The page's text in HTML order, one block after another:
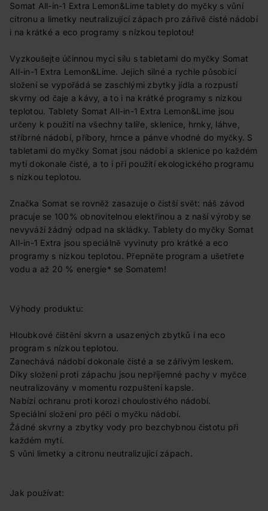
Somat All-in-1 Extra Lemon&Lime tablety do myčky s vůní
citronu a limetky neutralizující zápach pro zářivě čisté nádobí
i na krátké a eco programy s nízkou teplotou!
Vyzkoušejte účinnou mycí sílu s tabletami do myčky Somat
All-in-1 Extra Lemon&Lime. Jejich silné a rychle působící
složení se vypořádá se zaschlými zbytky jídla a rozpustí
skvrny od čaje a kávy, a to i na krátké programy s nízkou
teplotou. Tablety Somat All-in-1 Extra Lemon&Lime jsou
určeny k použití na všechny talíře, sklenice, hrnky, láhve,
stříbrné nádobí, příbory, hrnce a pánve vhodné do myčky. S
tabletami do myčky Somat jsou nádobí a sklenice po každém
mytí dokonale čisté, a to i při použití ekologického programu
s nízkou teplotou.
Značka Somat se rovněž zasazuje o čistší svět: náš závod
pracuje se 100% obnovitelnou elektřinou a z naší výroby se
nevyváží žádný odpad na skládky. Tablety do myčky Somat
All-in-1 Extra jsou speciálně vyvinuty pro krátké a eco
programy s nízkou teplotou. Přepněte program a ušetřete
vodu a až 20 % energie* se Somatem!
Výhody produktu:
Hloubkové čištění skvrn a usazených zbytků i na eco
program s nízkou teplotou.
Zanechává nádobí dokonale čisté a se zářivým leskem.
Díky složení proti zápachu jsou nepříjemné pachy v myčce
neutralizovány v momentu rozpuštení kapsle.
Nabízí ochranu proti korozi choulostivého nádobí.
Speciální složení pro péči o myčku nádobí.
Žádné skvrny a zbytky vody pro bezchybnou čistotu při
každém mytí.
S vůni limetky a citronu neutralizující zápach.
Jak používat: